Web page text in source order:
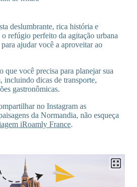
deslumbrante, rica história e
refúgio perfeito da agitação urbana
ajudar você a aproveitar ao
que você precisa para planejar sua
incluindo dicas de transporte,
gastronômicas.
no Instagram as
da Normandia, não esqueça
iRoamly France.